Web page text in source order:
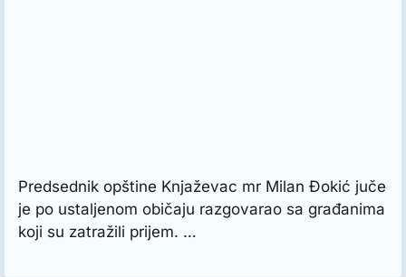
Predsednik opštine Knjaževac mr Milan Đokić juče
je po ustaljenom običaju razgovarao sa građanima
koji su zatražili prijem. …